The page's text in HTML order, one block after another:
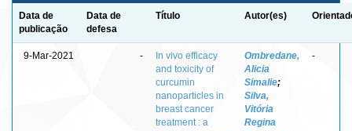
Data de
publicação
Data de
defesa
Título Autor(es)
9-Mar-2021 -
In vivo efficacy
and toxicity of
curcumin
nanoparticles in
breast cancer
treatment : a
Ombredane,
Alicia
Simalie;
Silva,
Vitória
Regina
-